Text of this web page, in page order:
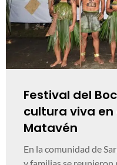
Festival del
cultura viva en
Matavén
En la comunidad de